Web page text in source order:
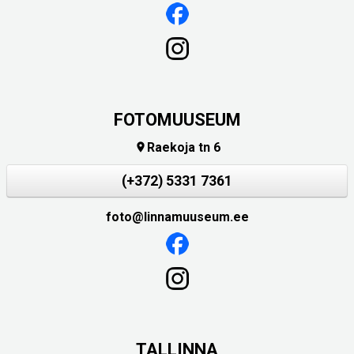
FOTOMUUSEUM
 Raekoja tn 6
(+372) 5331 7361
foto@linnamuuseum.ee
TALLINNA